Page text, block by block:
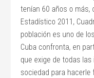
tenían 60 años o más,
Estadístico 2011,
población es uno de
Cuba confronta, en
que exige de todas
sociedad para hacerle